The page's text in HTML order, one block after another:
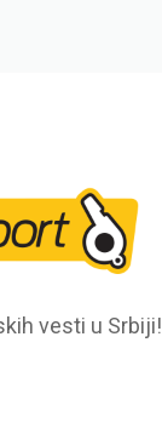
vesti u Srbiji!